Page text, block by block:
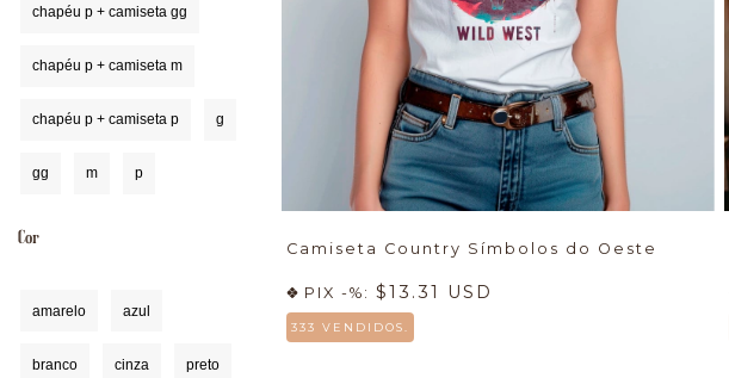
chapéu p + camiseta gg
chapéu p + camiseta m
chapéu p + camiseta p g
gg m p
Cor
amarelo azul
branco cinza preto
Camiseta Country Símbolos do Oeste
PIX -%: $13.31 USD
333 VENDIDOS.